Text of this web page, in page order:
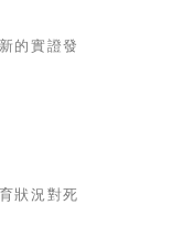
的實證發
狀況對死